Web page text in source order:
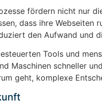
fördern nicht nur
dass ihre
den Aufwand und
Tools und
Maschinen schneller
geht, komplexe